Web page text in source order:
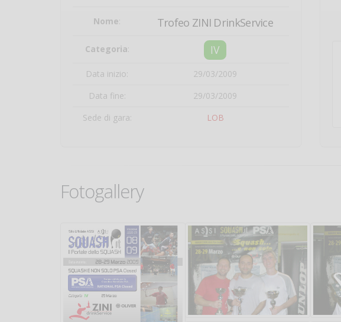
Nome: Trofeo ZINI DrinkService
Categoria: IV
Data inizio:
29/03/2009
Data fine:
29/03/2009
Sede di gara:
LOB
Fotogallery